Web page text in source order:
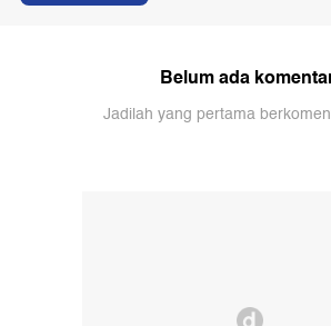
Belum ada
Jadilah yang pertama